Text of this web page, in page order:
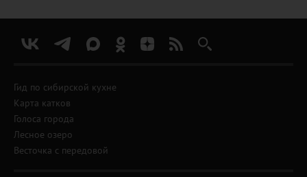
Гид по сибирской кухне
Карта катков
Голоса города
Лесное озеро
Весточка с передовой